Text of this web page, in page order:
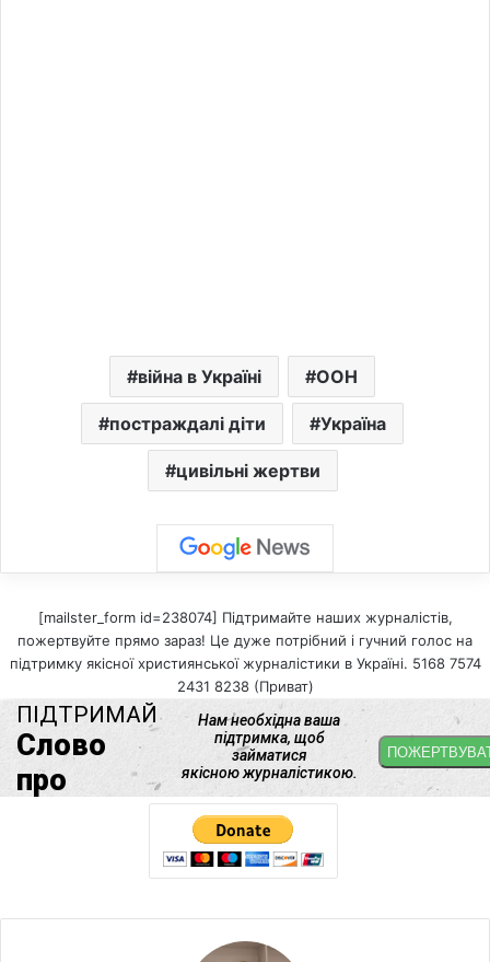
війна в Україні ООН
постраждалі діти Україна
цивільні жертви
[mailster_form id=238074] Підтримайте наших журналістів,
пожертвуйте прямо зараз! Це дуже потрібний і гучний голос на
підтримку якісної християнської журналістики в Україні. 5168 7574
2431 8238 (Приват)